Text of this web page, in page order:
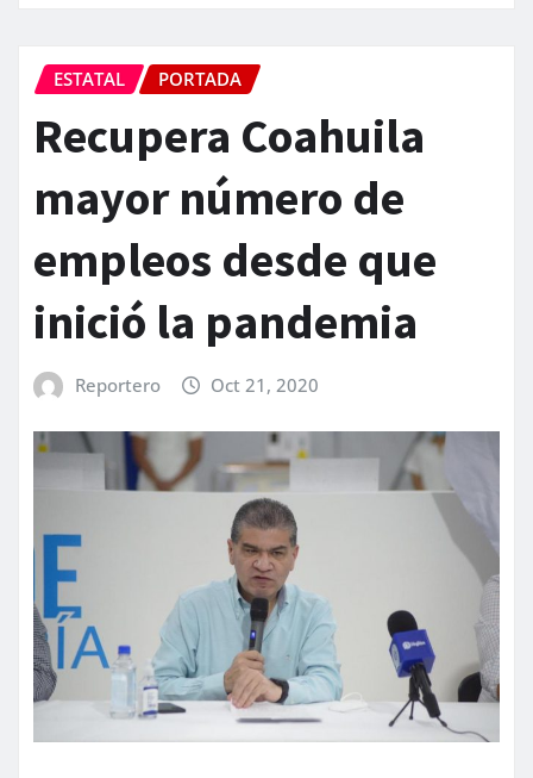
ESTATAL PORTADA
Recupera Coahuila
mayor número de
empleos desde que
inició la pandemia
Reportero Oct 21, 2020